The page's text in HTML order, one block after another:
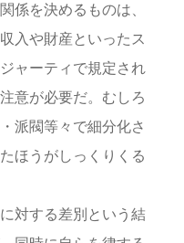
係を決めるものは、
入や財産といったス
ャーティで規定され
意が必要だ。むしろ
派閥等々で細分化さ
ほうがしっくりくる
対する差別という結